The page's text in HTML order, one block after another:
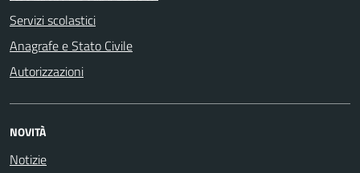
Servizi scolastici
Anagrafe e Stato Civile
Autorizzazioni
NOVITÀ
Notizie